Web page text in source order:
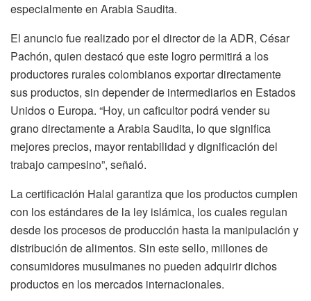
especialmente en Arabia Saudita.
El anuncio fue realizado por el director de la ADR, César
Pachón, quien destacó que este logro permitirá a los
productores rurales colombianos exportar directamente
sus productos, sin depender de intermediarios en Estados
Unidos o Europa. “Hoy, un caficultor podrá vender su
grano directamente a Arabia Saudita, lo que significa
mejores precios, mayor rentabilidad y dignificación del
trabajo campesino”, señaló.
La certificación Halal garantiza que los productos cumplen
con los estándares de la ley islámica, los cuales regulan
desde los procesos de producción hasta la manipulación y
distribución de alimentos. Sin este sello, millones de
consumidores musulmanes no pueden adquirir dichos
productos en los mercados internacionales.